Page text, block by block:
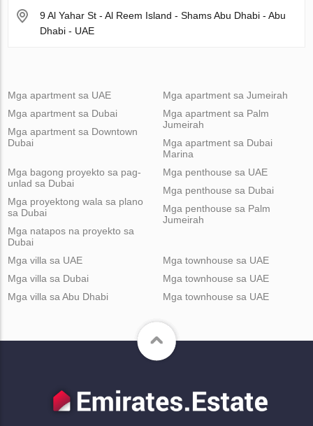
9 Al Yahar St - Al Reem Island - Shams Abu Dhabi - Abu
Dhabi - UAE
Mga apartment sa UAE
Mga apartment sa Dubai
Mga apartment sa Downtown
Dubai
Mga apartment sa Jumeirah
Mga apartment sa Palm
Jumeirah
Mga apartment sa Dubai
Marina
Mga bagong proyekto sa pag-
unlad sa Dubai
Mga proyektong wala sa plano
sa Dubai
Mga natapos na proyekto sa
Dubai
Mga penthouse sa UAE
Mga penthouse sa Dubai
Mga penthouse sa Palm
Jumeirah
Mga villa sa UAE
Mga villa sa Dubai
Mga villa sa Abu Dhabi
Mga townhouse sa UAE
Mga townhouse sa UAE
Mga townhouse sa UAE